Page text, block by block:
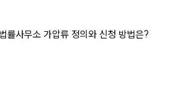
률사무소 가압류 정의와 신청 방법은?